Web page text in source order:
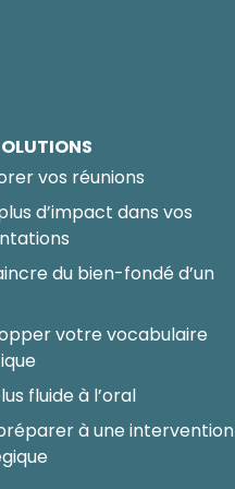
vos réunions
d’impact dans vos
du bien-fondé d’un
votre vocabulaire
fluide à l’oral
à une intervention